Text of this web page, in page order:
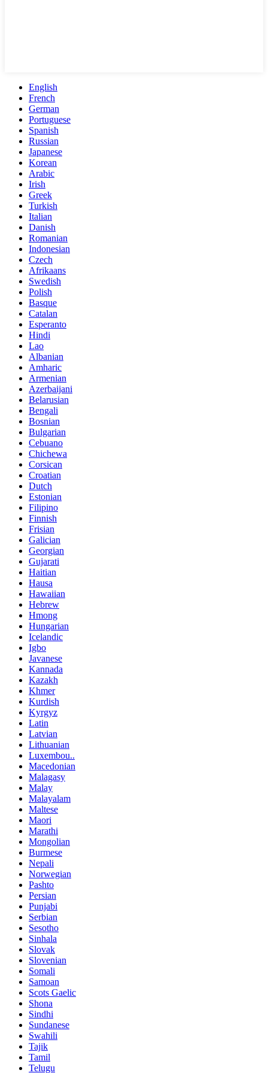
English
French
German
Portuguese
Spanish
Russian
Japanese
Korean
Arabic
Irish
Greek
Turkish
Italian
Danish
Romanian
Indonesian
Czech
Afrikaans
Swedish
Polish
Basque
Catalan
Esperanto
Hindi
Lao
Albanian
Amharic
Armenian
Azerbaijani
Belarusian
Bengali
Bosnian
Bulgarian
Cebuano
Chichewa
Corsican
Croatian
Dutch
Estonian
Filipino
Finnish
Frisian
Galician
Georgian
Gujarati
Haitian
Hausa
Hawaiian
Hebrew
Hmong
Hungarian
Icelandic
Igbo
Javanese
Kannada
Kazakh
Khmer
Kurdish
Kyrgyz
Latin
Latvian
Lithuanian
Luxembou..
Macedonian
Malagasy
Malay
Malayalam
Maltese
Maori
Marathi
Mongolian
Burmese
Nepali
Norwegian
Pashto
Persian
Punjabi
Serbian
Sesotho
Sinhala
Slovak
Slovenian
Somali
Samoan
Scots Gaelic
Shona
Sindhi
Sundanese
Swahili
Tajik
Tamil
Telugu